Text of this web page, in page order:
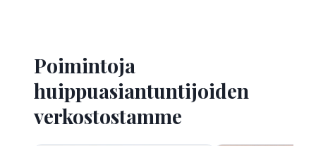
Poimintoja
huippuasiantuntijoiden
verkostostamme